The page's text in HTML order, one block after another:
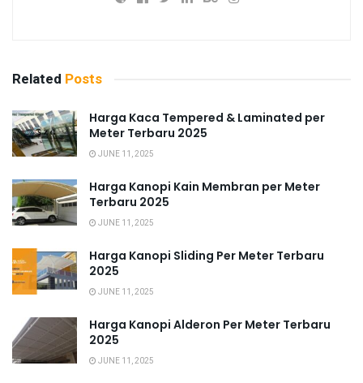
Related Posts
Harga Kaca Tempered & Laminated per
Meter Terbaru 2025
JUNE 11, 2025
Harga Kanopi Kain Membran per Meter
Terbaru 2025
JUNE 11, 2025
Harga Kanopi Sliding Per Meter Terbaru
2025
JUNE 11, 2025
Harga Kanopi Alderon Per Meter Terbaru
2025
JUNE 11, 2025